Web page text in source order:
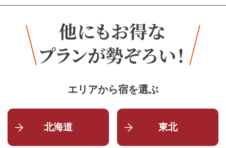
エリアから宿を選ぶ
北海道 東北